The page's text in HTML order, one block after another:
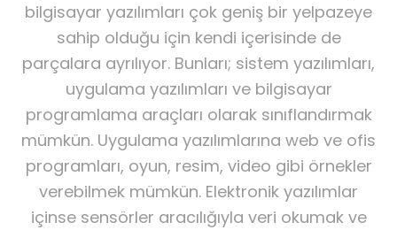
bilgisayar yazılımları çok geniş bir yelpazeye
sahip olduğu için kendi içerisinde de
parçalara ayrılıyor. Bunları; sistem yazılımları,
uygulama yazılımları ve bilgisayar
programlama araçları olarak sınıflandırmak
mümkün. Uygulama yazılımlarına web ve ofis
programları, oyun, resim, video gibi örnekler
verebilmek mümkün. Elektronik yazılımlar
içinse sensörler aracılığıyla veri okumak ve